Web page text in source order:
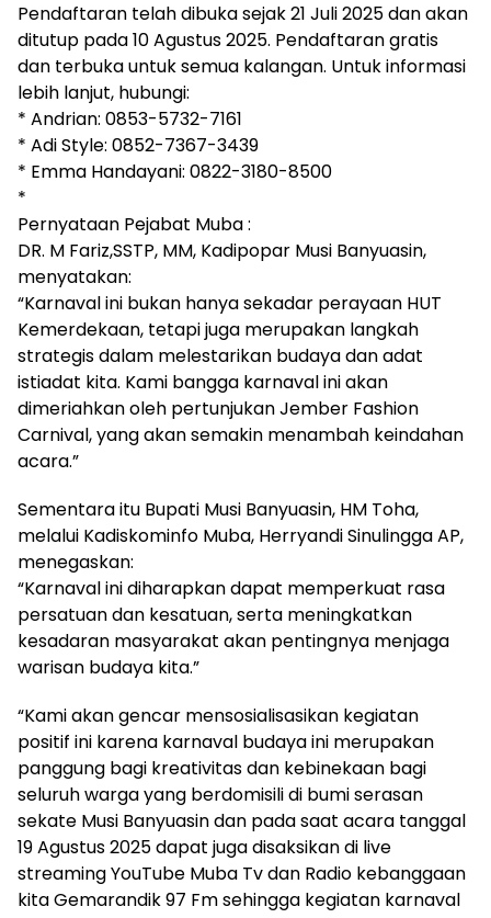
Pendaftaran telah dibuka sejak 21 Juli 2025 dan akan
ditutup pada 10 Agustus 2025. Pendaftaran gratis
dan terbuka untuk semua kalangan. Untuk informasi
lebih lanjut, hubungi:
* Andrian: 0853-5732-7161
* Adi Style: 0852-7367-3439
* Emma Handayani: 0822-3180-8500
*
Pernyataan Pejabat Muba :
DR. M Fariz,SSTP, MM, Kadipopar Musi Banyuasin,
menyatakan:
“Karnaval ini bukan hanya sekadar perayaan HUT
Kemerdekaan, tetapi juga merupakan langkah
strategis dalam melestarikan budaya dan adat
istiadat kita. Kami bangga karnaval ini akan
dimeriahkan oleh pertunjukan Jember Fashion
Carnival, yang akan semakin menambah keindahan
acara.”
Sementara itu Bupati Musi Banyuasin, HM Toha,
melalui Kadiskominfo Muba, Herryandi Sinulingga AP,
menegaskan:
“Karnaval ini diharapkan dapat memperkuat rasa
persatuan dan kesatuan, serta meningkatkan
kesadaran masyarakat akan pentingnya menjaga
warisan budaya kita.”
“Kami akan gencar mensosialisasikan kegiatan
positif ini karena karnaval budaya ini merupakan
panggung bagi kreativitas dan kebinekaan bagi
seluruh warga yang berdomisili di bumi serasan
sekate Musi Banyuasin dan pada saat acara tanggal
19 Agustus 2025 dapat juga disaksikan di live
streaming YouTube Muba Tv dan Radio kebanggaan
kita Gemarandik 97 Fm sehingga kegiatan karnaval